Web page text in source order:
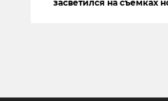
засветился на съемках